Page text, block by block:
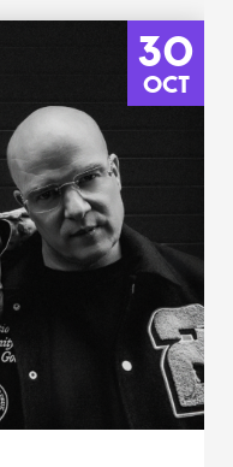
30
OCT